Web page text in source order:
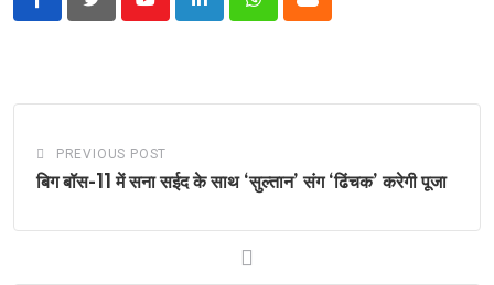
YoutubeLinkedInWhatsappCloud
PREVIOUS POST
बिग बॉस-11 में सना सईद के साथ ‘सुल्तान’ संग ‘ढिंचक’ करेगी पूजा